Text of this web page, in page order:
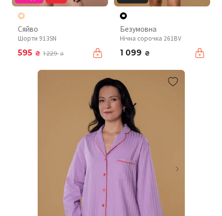
Сяйво
Шорти 913SN
595 ₴ 1 229₴
Безумовна
Нічна сорочка 261BV
1 099 ₴